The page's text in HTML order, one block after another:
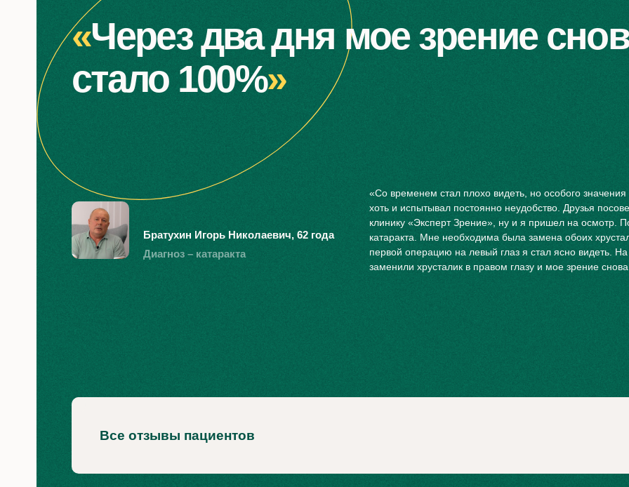
Профилактика миопии
Лазерная коррекция
LASIK
Лазерная коррекция
Лазерная коррекция
Лазерная коррекция
Дальнозоркость
Диагностика дальнозоркости
Рефракционная замена
хрусталика
Лазерная коррекция
дальнозоркости
Пресбиопия
Деструкция
стекловидного тела
Диагностика деструкции
стекловидного тела
Лазерный витреолизис
Лечение сетчатки
сетчатки
Профилактическая
периферическая лазерная
коагуляция
Лазерное лечение
Другие услуги
Имплантация факичных линз
Все услуги
«Через два дня мое зрение
стало 100%»
Братухин Игорь Николаевич, 62 года
Диагноз – катаракта
«Со временем стал плохо видеть, но особого значения
хоть и испытывал постоянно неудобство. Друзья
клинику «Эксперт Зрение», ну и я пришел на осмотр.
катаракта. Мне необходима была замена обоих
первой операцию на левый глаз я стал ясно видеть.
заменили хрусталик в правом глазу и мое зрение
Все отзывы пациентов